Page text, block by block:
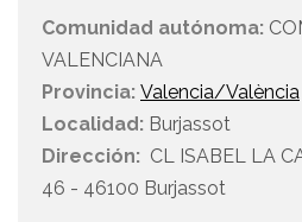
Comunidad autónoma:
VALENCIANA
Provincia: Valencia/València
Localidad: Burjassot
Dirección: CL ISABEL LA
46 - 46100 Burjassot